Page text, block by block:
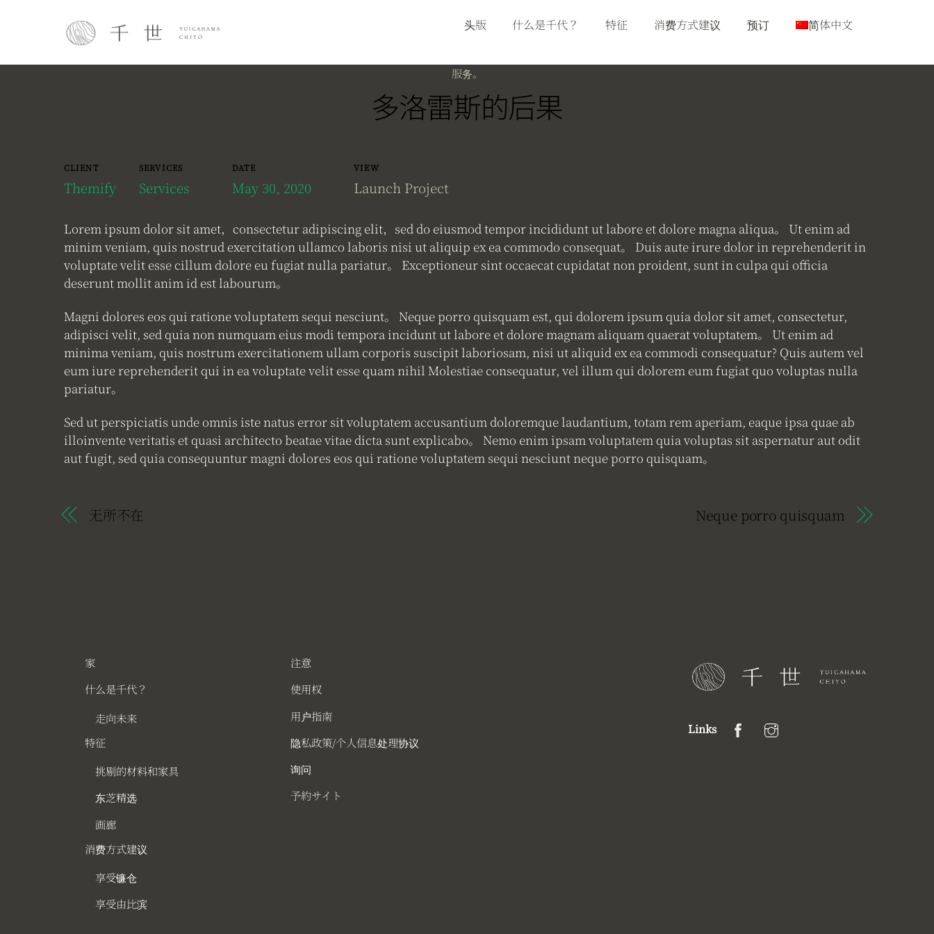
头版 什么是千代？ 特征 消费方式建议 预订 简体中文
服务。
多洛雷斯的后果
CLIENT
Themify
SERVICES
Services
DATE
May 30, 2020
VIEW
Launch Project
Lorem ipsum dolor sit amet，consectetur adipiscing elit，sed do eiusmod tempor incididunt ut labore et dolore magna aliqua。 Ut enim ad
minim veniam, quis nostrud exercitation ullamco laboris nisi ut aliquip ex ea commodo consequat。 Duis aute irure dolor in reprehenderit in
voluptate velit esse cillum dolore eu fugiat nulla pariatur。 Exceptioneur sint occaecat cupidatat non proident, sunt in culpa qui officia
deserunt mollit anim id est labourum。
Magni dolores eos qui ratione voluptatem sequi nesciunt。 Neque porro quisquam est, qui dolorem ipsum quia dolor sit amet, consectetur,
adipisci velit, sed quia non numquam eius modi tempora incidunt ut labore et dolore magnam aliquam quaerat voluptatem。 Ut enim ad
minima veniam, quis nostrum exercitationem ullam corporis suscipit laboriosam, nisi ut aliquid ex ea commodi consequatur? Quis autem vel
eum iure reprehenderit qui in ea voluptate velit esse quam nihil Molestiae consequatur, vel illum qui dolorem eum fugiat quo voluptas nulla
pariatur。
Sed ut perspiciatis unde omnis iste natus error sit voluptatem accusantium doloremque laudantium, totam rem aperiam, eaque ipsa quae ab
illoinvente veritatis et quasi architecto beatae vitae dicta sunt explicabo。 Nemo enim ipsam voluptatem quia voluptas sit aspernatur aut odit
aut fugit, sed quia consequuntur magni dolores eos qui ratione voluptatem sequi nesciunt neque porro quisquam。
无所不在 Neque porro quisquam
Links
家
什么是千代？
走向未来
特征
挑剔的材料和家具
东芝精选
画廊
消费方式建议
享受镰仓
享受由比滨
注意
使用权
用户指南
隐私政策/个人信息处理协议
询问
予約サイト